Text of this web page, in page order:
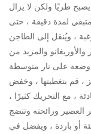
طريًا ولكن لا يزال
الثوم المتبقي لمدة دقيقة ، حتى
والمزيد من
على نار متوسطة
، قم بتغطيتها ، وخفض
، مع التحريك كثيرًا ،
كثير العصير ورائحته وتنضج
أو باردة ، ويفضل في